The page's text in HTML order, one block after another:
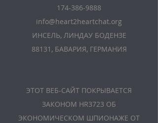
174-386-9888
info@heart2heartchat.org
ИНСЕЛЬ, ЛИНДАУ БОДЕНЗЕ
88131, БАВАРИЯ, ГЕРМАНИЯ
ЭТОТ ВЕБ-САЙТ ПОКРЫВАЕТСЯ
ЗАКОНОМ HR3723 ОБ
ЭКОНОМИЧЕСКОМ ШПИОНАЖЕ ОТ